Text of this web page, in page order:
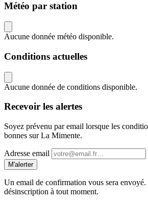
Météo par station
Aucune donnée météo disponible.
Conditions actuelles
Aucune donnée de conditions disponible.
Recevoir les alertes
Soyez prévenu par email lorsque les
bonnes sur La Mimente.
Adresse email
M'alerter
Un email de confirmation vous sera envoyé.
désinscription à tout moment.